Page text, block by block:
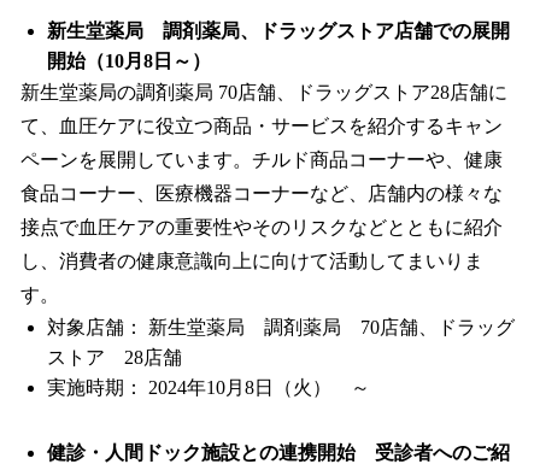
新生堂薬局 調剤薬局、ドラッグストア店舗での展開
開始（10月8日～）
新生堂薬局の調剤薬局 70店舗、ドラッグストア28店舗に
て、血圧ケアに役立つ商品・サービスを紹介するキャン
ペーンを展開しています。チルド商品コーナーや、健康
食品コーナー、医療機器コーナーなど、店舗内の様々な
接点で血圧ケアの重要性やそのリスクなどとともに紹介
し、消費者の健康意識向上に向けて活動してまいりま
す。
対象店舗： 新生堂薬局 調剤薬局 70店舗、ドラッグ
ストア 28店舗
実施時期： 2024年10月8日（火） ～
健診・人間ドック施設との連携開始 受診者へのご紹